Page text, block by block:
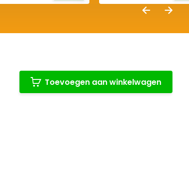
Toevoegen aan winkelwagen